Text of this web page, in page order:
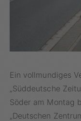
Ein vollmundiges
„Süddeutsche
Söder am Montag
„Deutschen